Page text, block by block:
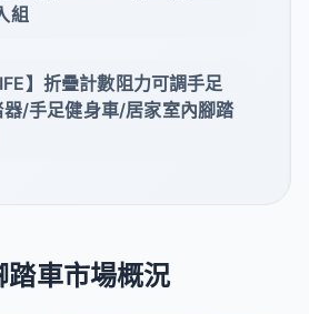
組
】折疊計數阻力可調手足
/手足健身車/居家室內腳踏
車市場概況